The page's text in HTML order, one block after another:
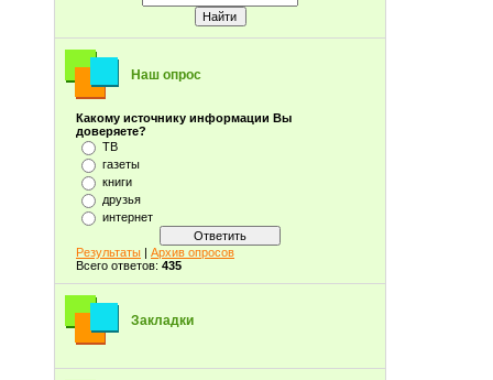
Наш опрос
Какому источнику информации Вы
доверяете?
ТВ
газеты
книги
друзья
интернет
Результаты | Архив опросов
Всего ответов: 435
Закладки